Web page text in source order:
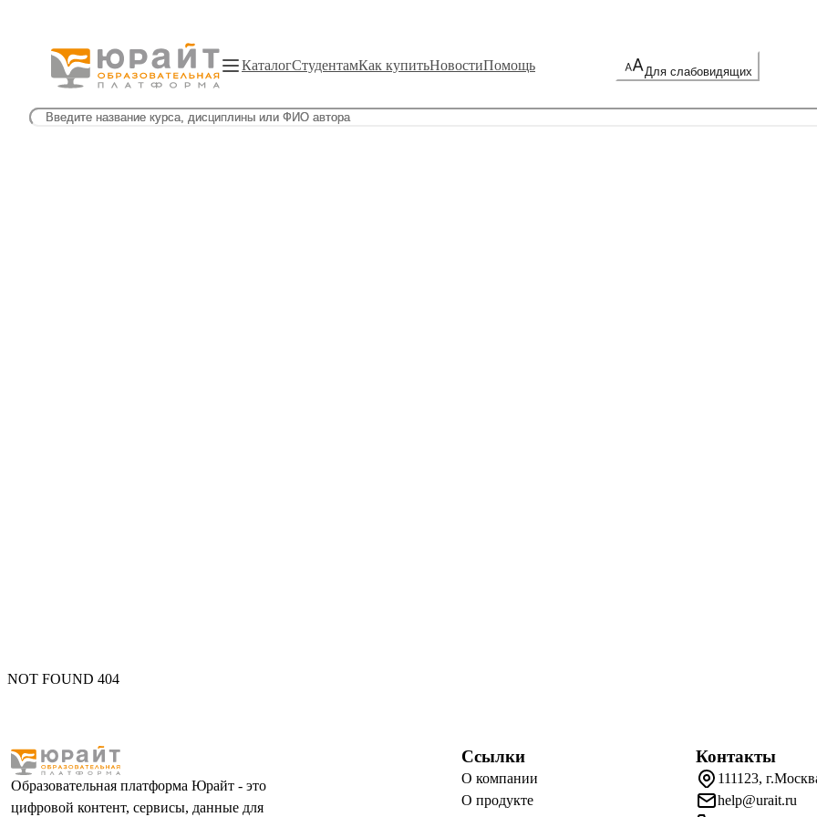
КаталогСтудентамКак купитьНовостиПомощь Для слабовидящих
NOT FOUND 404
Образовательная платформа Юрайт - это
цифровой контент, сервисы, данные для
Ссылки
О компании
О продукте
Контакты
111123,
help@urait.ru